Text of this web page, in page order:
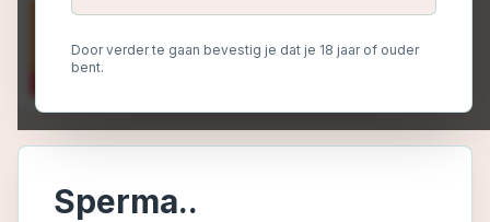
Door verder te gaan bevestig je dat je 18 jaar of ouder
bent.
Sperma..